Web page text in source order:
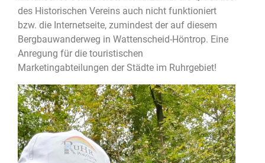
des Historischen Vereins auch nicht funktioniert
bzw. die Internetseite, zumindest der auf diesem
Bergbauwanderweg in Wattenscheid-Höntrop. Eine
Anregung für die touristischen
Marketingabteilungen der Städte im Ruhrgebiet!